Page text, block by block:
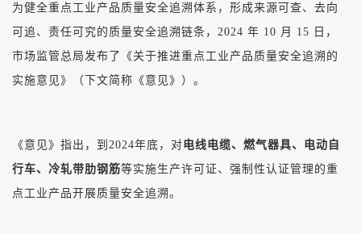
为健全重点工业产品质量安全追溯体系，形成来源可查、去向
可追、责任可究的质量安全追溯链条，2024 年 10 月 15 日，
市场监管总局发布了《关于推进重点工业产品质量安全追溯的
实施意见》（下文简称《意见》）。
《意见》指出，到2024年底，对 电线电缆、燃气器具、电动自
行车、冷轧带肋钢筋等实施生产许可证、强制性认证管理的重
点工业产品开展质量安全追溯。